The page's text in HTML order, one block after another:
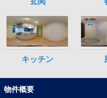
物件概要